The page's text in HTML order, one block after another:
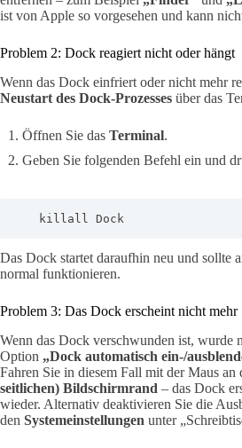
ist von Apple so vorgesehen und kann
Problem 2: Dock reagiert nicht oder hängt
Wenn das Dock einfriert oder nicht mehr
Neustart des Dock-Prozesses über das
Öffnen Sie das Terminal.
Geben Sie folgenden Befehl ein und
   killall Dock
Das Dock startet daraufhin neu und sollte
normal funktionieren.
Problem 3: Das Dock erscheint nicht mehr
Wenn das Dock verschwunden ist, wurde
Option „Dock automatisch ein-/
Fahren Sie in diesem Fall mit der Maus an
seitlichen) Bildschirmrand – das Dock
wieder. Alternativ deaktivieren Sie die
den Systemeinstellungen unter